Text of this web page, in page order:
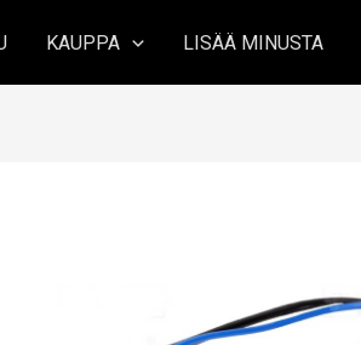
KAUPPA LISÄÄ MINUSTA